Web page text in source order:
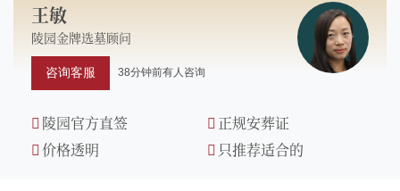
王敏
陵园金牌选墓顾问
咨询客服 38分钟前有人咨询
陵园官方直签
正规安葬证
价格透明
只推荐适合的